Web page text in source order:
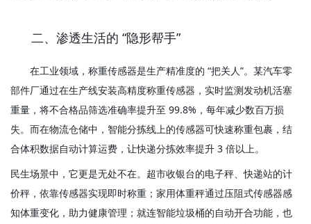
二、渗透生活的 “隐形帮手”
部件厂通过在生产线安装高精度称重传感器，实时监测发动机活塞
重量，将不合格品筛选准确率提升至 99.8%，每年减少数百万损
失。而在物流仓储中，智能分拣线上的传感器可快速称重包裹，结
合体积数据自动计算运费，让快递分拣效率提升 3 倍以上。
民生场景中，它更是无处不在。超市收银台的电子秤、快递站的计
价秤，依靠传感器实现即时称重；家用体重秤通过压阻式传感器感
知体重变化，助力健康管理；就连智能垃圾桶的自动开合功能，也